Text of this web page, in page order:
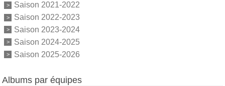
Saison 2021-2022
Saison 2022-2023
Saison 2023-2024
Saison 2024-2025
Saison 2025-2026
Albums par équipes